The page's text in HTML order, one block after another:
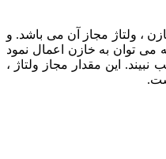
، ولتاژ مجاز آن می باشد. و
می توان به خازن اعمال نمود
این مقدار مجاز ولتاژ ،